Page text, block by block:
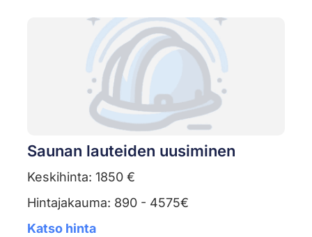
Saunan lauteiden uusiminen
Keskihinta: 1850 €
Hintajakauma: 890 - 4575€
Katso hinta